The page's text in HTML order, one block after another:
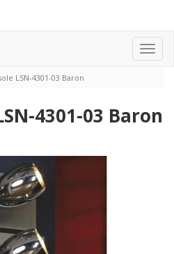
LSN-4301-03 Baron
4301-03 Baron